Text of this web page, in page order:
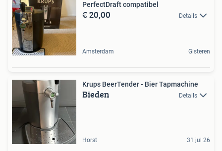
PerfectDraft compatibel
€ 20,00 Details
Amsterdam Gisteren
Krups BeerTender - Bier Tapmachine
Bieden Details
Horst 31 jul 26